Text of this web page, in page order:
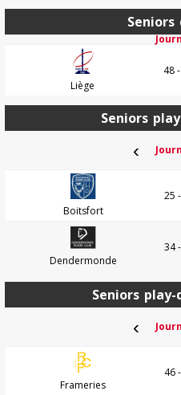
Seniors
Liège
48
Seniors
‹
Boitsfort
25
Dendermonde
34
Seniors play-
‹
Frameries
46